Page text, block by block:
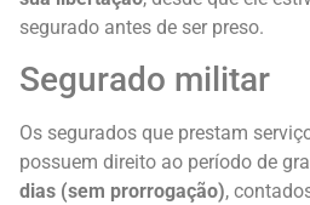
segurado antes de ser preso.
Segurado militar
Os segurados que prestam
possuem direito ao período de
dias (sem prorrogação),